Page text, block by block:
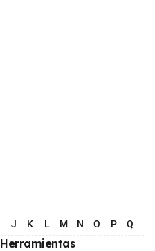
J K L M N O P Q
Herramientas